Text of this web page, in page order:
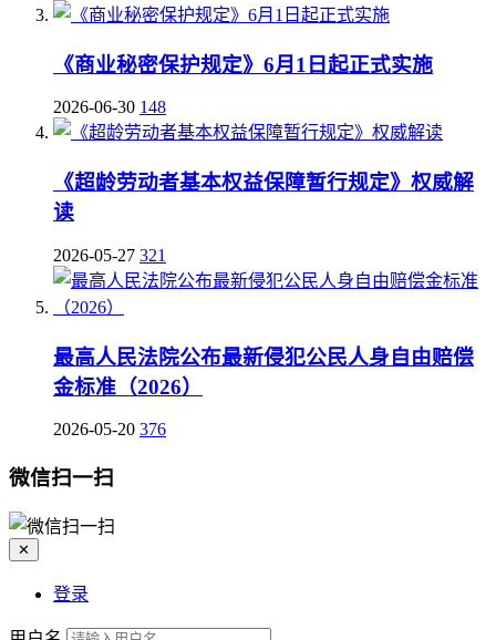
《商业秘密保护规定》6月1日起正式实施
2026-06-30 148
《超龄劳动者基本权益保障暂行规定》权威解
读
2026-05-27 321
最高人民法院公布最新侵犯公民人身自由赔偿
金标准（2026）
2026-05-20 376
微信扫一扫
✕
登录